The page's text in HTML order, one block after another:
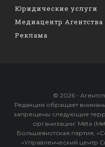
Юридические услуги
Медиацентр
Реклама
© 2026 -
Редакция обращает
запрещены следующие
организации: Meta
Большевистская партия,
«Управленческий центр